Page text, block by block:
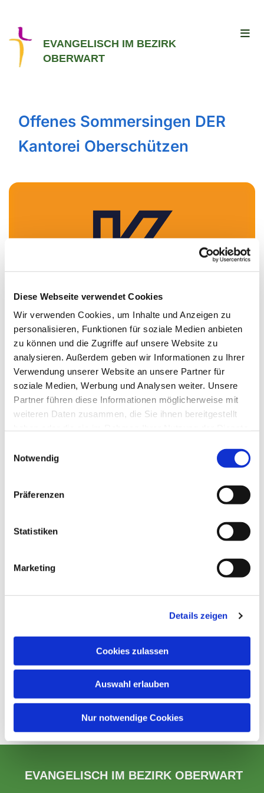
Diese Webseite verwendet Cookies
Wir verwenden Cookies, um Inhalte und Anzeigen zu
personalisieren, Funktionen für soziale Medien anbieten
zu können und die Zugriffe auf unsere Website zu
analysieren. Außerdem geben wir Informationen zu Ihrer
Verwendung unserer Website an unsere Partner für
soziale Medien, Werbung und Analysen weiter. Unsere
Partner führen diese Informationen möglicherweise mit
weiteren Daten zusammen, die Sie ihnen bereitgestellt
Notwendig
Präferenzen
Statistiken
Marketing
Details zeigen
Cookies zulassen
Auswahl erlauben
Nur notwendige Cookies
EVANGELISCH IM BEZIRK
OBERWART
Offenes Sommersingen DER
Kantorei Oberschützen
Freitag, 28. August 2026, 18:00 -
20:00 Uhr
7432 Oberschützen
EVANGELISCH IM BEZIRK OBERWART